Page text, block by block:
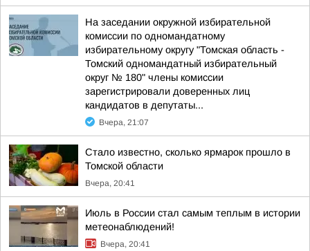
На заседании окружной избирательной
комиссии по одномандатному
избирательному округу "Томская область -
Томский одномандатный избирательный
округ № 180" члены комиссии
зарегистрировали доверенных лиц
кандидатов в депутаты...
Вчера, 21:07
Стало известно, сколько ярмарок прошло в
Томской области
Вчера, 20:41
Июль в России стал самым теплым в истории
метеонаблюдений!
Вчера, 20:41